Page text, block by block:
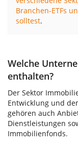
Branchen-ETFs
solltest.
Welche
enthalten?
Der Sektor
Entwicklung und
gehören auch
Dienstleistungen
Immobilienfonds.